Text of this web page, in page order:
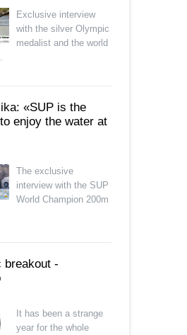
Exclusive interview
with the silver Olympic
medalist and the world
«SUP is the
enjoy the water at
The exclusive
interview with the SUP
World Champion 200m
breakout -
It has been a strange
year for the whole